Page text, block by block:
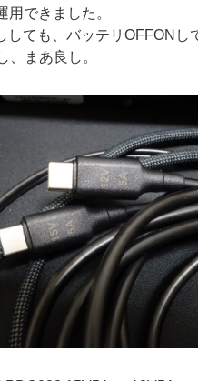
用できました。
しても、バッテリOFFONし
、まあ良し。